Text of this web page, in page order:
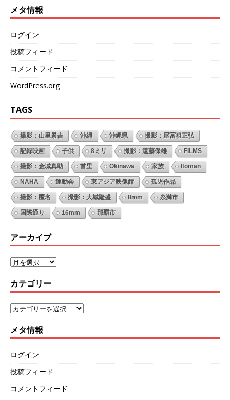
メタ情報
ログイン
投稿フィード
コメントフィード
WordPress.org
TAGS
撮影：山里景吉 沖縄 沖縄県 撮影：屋冨祖正弘
記録映画 子供 8ミリ 撮影：遠藤保雄 FILMS
撮影：金城真助 首里 Okinawa 家族 Itoman
NAHA 運動会 東アジア映像館 孤児作品
撮影：匿名 撮影：大城隆盛 8mm 糸満市
国際通り 16mm 那覇市
アーカイブ
カテゴリー
メタ情報
ログイン
投稿フィード
コメントフィード